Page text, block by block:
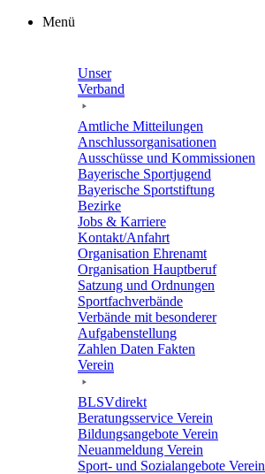
Zum
Menü
Unser
Verband
Amtli­che Mitteilungen
Anschluss­or­ga­ni­sa­tio­nen
Ausschüsse und Kommissionen
Baye­ri­sche Sportjugend
Baye­ri­sche Sportstiftung
Bezirke
Jobs & Karriere
Kontakt/​​Anfahrt
Orga­ni­sa­tion Ehrenamt
Orga­ni­sa­tion Hauptberuf
Satzung und Ordnungen
Sport­fach­ver­bände
Verbände mit beson­de­rer
Aufgabenstellung
Zahlen Daten Fakten
Verein
BLSVdi­rekt
Bera­tungs­ser­vice Verein
Bildungs­an­ge­bote Verein
Neuan­mel­dung Verein
Sport- und Sozi­al­an­ge­bote Verein